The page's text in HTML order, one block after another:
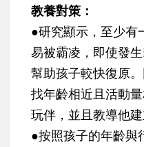
教養對策：
●研究顯示，至少有
易被霸凌，即使發
幫助孩子較快復原
找年齡相近且活動
玩伴，並且教導他建
●按照孩子的年齡與